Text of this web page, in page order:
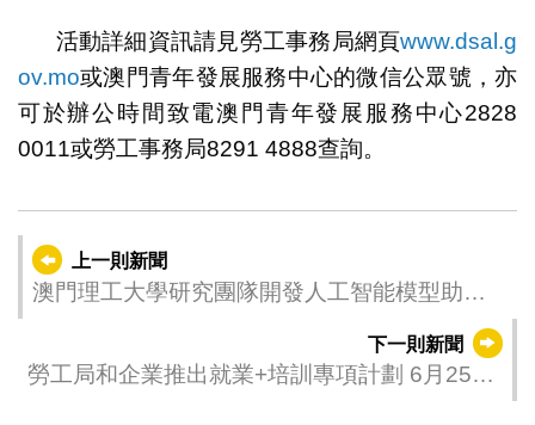
活動詳細資訊請見勞工事務局網頁www.dsal.g
ov.mo或澳門青年發展服務中心的微信公眾號，亦
可於辦公時間致電澳門青年發展服務中心2828
0011或勞工事務局8291 4888查詢。
上一則新聞
澳門理工大學研究團隊開發人工智能模型助力
下一則新聞
勞工局和企業推出就業+培訓專項計劃 6月25日